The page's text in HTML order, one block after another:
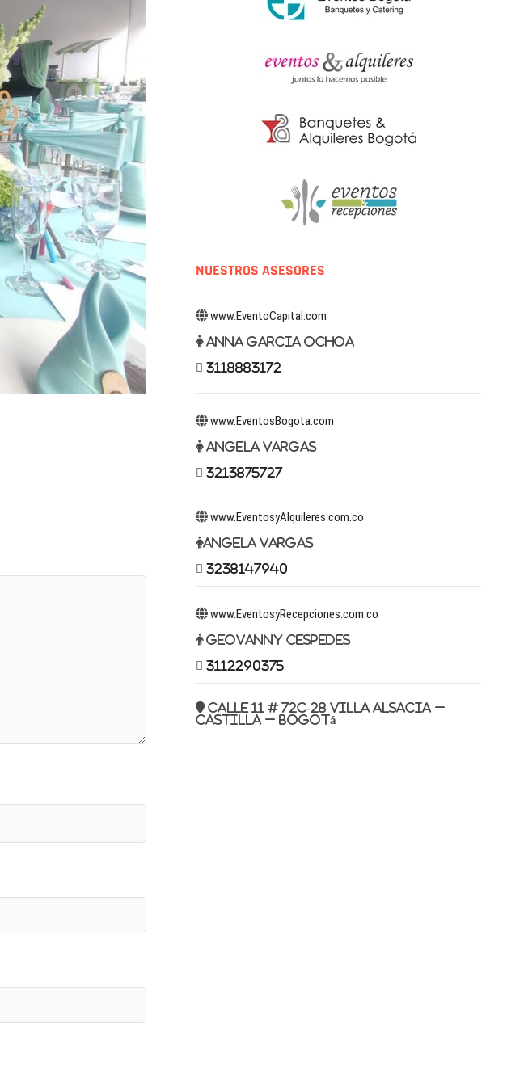
NUESTROS ASESORES
www.EventoCapital.com
Anna Garcia Ochoa
3118883172
www.EventosBogota.com
Angela Vargas
3213875727
www.EventosyAlquileres.com.co
Angela Vargas
3238147940
www.EventosyRecepciones.com.co
Geovanny Cespedes
3112290375
Calle 11 # 72c-28 Villa Alsacia –
Castilla – Bogotá